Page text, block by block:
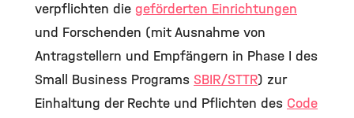
verpflichten die geförderten Einrichtungen
und Forschenden (mit Ausnahme von
Antragstellern und Empfängern in Phase I des
Small Business Programs SBIR/STTR) zur
Einhaltung der Rechte und Pflichten des Code